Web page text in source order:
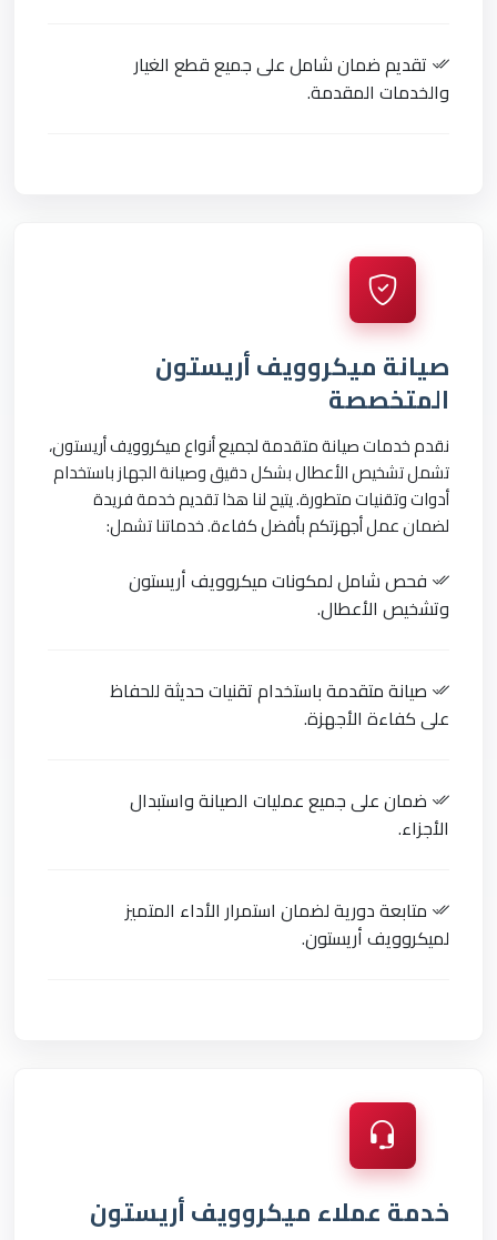
تقديم ضمان شامل على جميع قطع الغيار
والخدمات المقدمة.
صيانة ميكروويف أريستون
المتخصصة
نقدم خدمات صيانة متقدمة لجميع أنواع ميكروويف أريستون،
تشمل تشخيص الأعطال بشكل دقيق وصيانة الجهاز باستخدام
أدوات وتقنيات متطورة. يتيح لنا هذا تقديم خدمة فريدة
لضمان عمل أجهزتكم بأفضل كفاءة. خدماتنا تشمل:
فحص شامل لمكونات ميكروويف أريستون
وتشخيص الأعطال.
صيانة متقدمة باستخدام تقنيات حديثة للحفاظ
على كفاءة الأجهزة.
ضمان على جميع عمليات الصيانة واستبدال
الأجزاء.
متابعة دورية لضمان استمرار الأداء المتميز
لميكروويف أريستون.
خدمة عملاء ميكروويف أريستون